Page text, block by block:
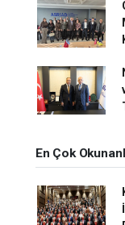
En Çok